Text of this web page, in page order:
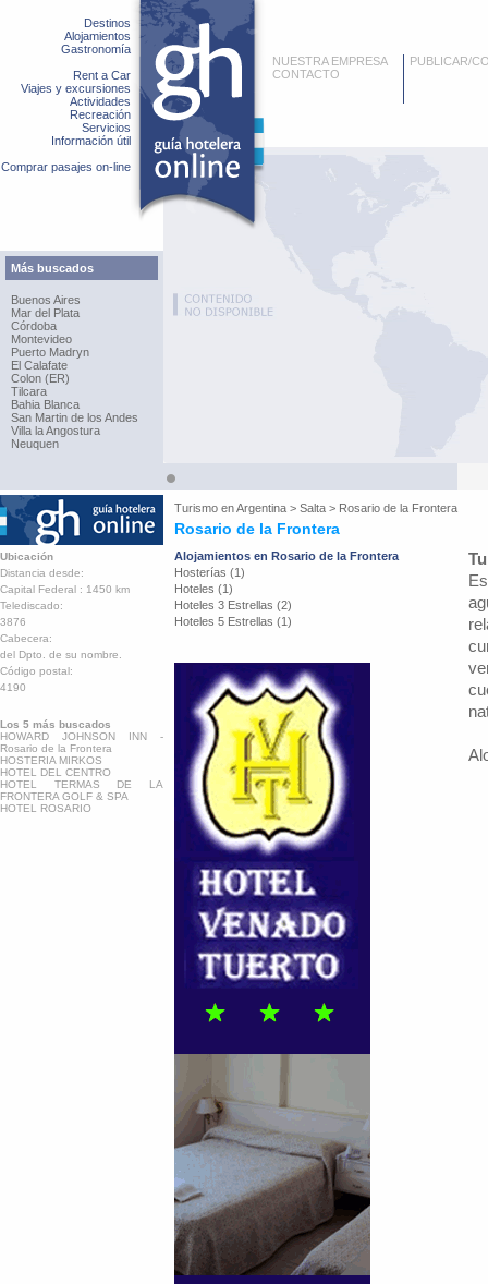
Destinos
Alojamientos
Gastronomía
Rent a Car
Viajes y excursiones
Actividades
Recreación
Servicios
Información útil
Comprar pasajes on-line
Más buscados
Buenos Aires
Mar del Plata
Córdoba
Montevideo
Puerto Madryn
El Calafate
Colon (ER)
Tilcara
Bahia Blanca
San Martin de los Andes
Villa la Angostura
Neuquen
NUESTRA EMPRESA
CONTACTO
PUBLICAR/
Turismo enArgentina > Salta > Rosario de la Frontera
Rosario de la Frontera
Ubicación
Distancia desde:
Capital Federal : 1450 km
Telediscado:
3876
Cabecera:
del Dpto. de su nombre.
Código postal:
4190
Los 5 más buscados
HOWARD JOHNSON INN -
Rosario de la Frontera
HOSTERIA MIRKOS
HOTEL DEL CENTRO
HOTEL TERMAS DE LA
FRONTERA GOLF & SPA
HOTEL ROSARIO
Alojamientos en Rosario de la Frontera
Hosterías (1)
Hoteles (1)
Hoteles 3 Estrellas (2)
Hoteles 5 Estrellas (1)